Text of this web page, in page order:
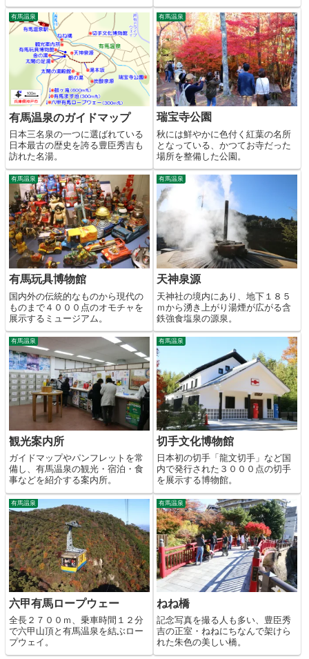
有馬温泉
有馬温泉のガイドマップ
日本三名泉の一つに選ばれている
日本最古の歴史を誇る豊臣秀吉も
訪れた名湯。
有馬温泉
瑞宝寺公園
秋には鮮やかに色付く紅葉の名所
となっている、かつてお寺だった
場所を整備した公園。
有馬温泉
有馬玩具博物館
国内外の伝統的なものから現代の
ものまで４０００点のオモチャを
展示するミュージアム。
有馬温泉
天神泉源
天神社の境内にあり、地下１８５
ｍから湧き上がり湯煙が広がる含
鉄強食塩泉の源泉。
有馬温泉
観光案内所
ガイドマップやパンフレットを常
備し、有馬温泉の観光・宿泊・食
事などを紹介する案内所。
有馬温泉
切手文化博物館
日本初の切手「龍文切手」など国
内で発行された３０００点の切手
を展示する博物館。
有馬温泉
六甲有馬ロープウェー
全長２７００ｍ、乗車時間１２分
で六甲山頂と有馬温泉を結ぶロー
プウェイ。
有馬温泉
ねね橋
記念写真を撮る人も多い、豊臣秀
吉の正室・ねねにちなんで架けら
れた朱色の美しい橋。